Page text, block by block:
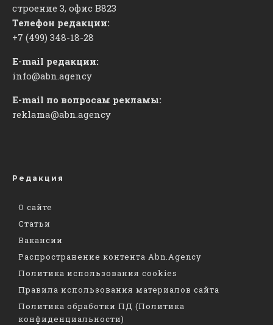
строение 3, офис ​В823
Телефон редакции:
+7 (499) 348-18-28
E-mail редакции:
info@abn.agency
E-mail по вопросам рекламы:
reklama@abn.agency
Редакция
О сайте
Статьи
Вакансии
Распространение контента Abn.Agency
Политика использования cookies
Правила использования материалов сайта
Политика обработки ПД (Политика
конфиденциальности)